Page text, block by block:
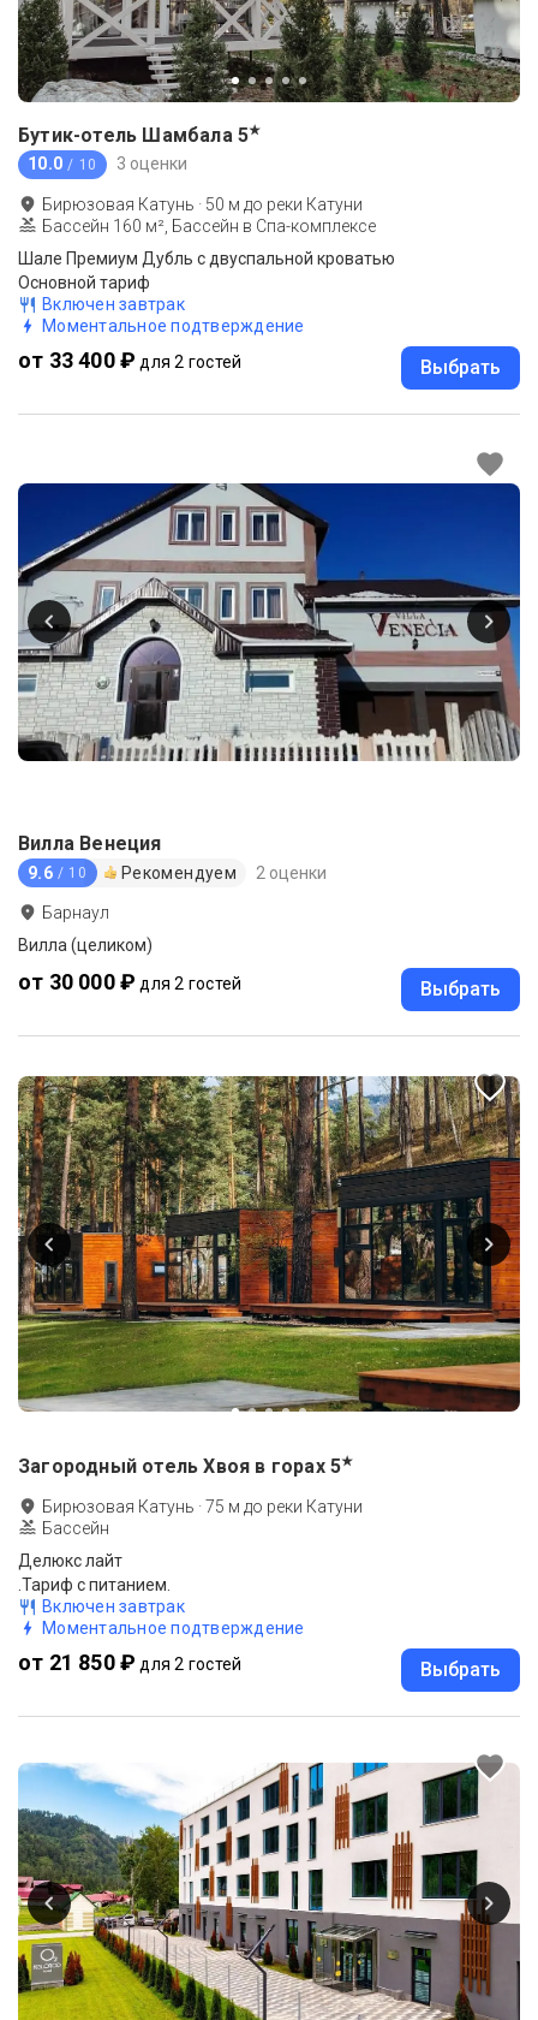
Бутик-отель Шамбала 5★
10.0 / 10 3 оценки
Бирюзовая Катунь · 50 м до реки Катуни
Бассейн 160 м², Бассейн в Спа-комплексе
Шале Премиум Дубль с двуспальной кроватью
Основной тариф
Включен завтрак
Моментальное подтверждение
от 33 400 ₽ для 2 гостей Выбрать
Вилла Венеция
9.6 / 10 Рекомендуем 2 оценки
Барнаул
Вилла (целиком)
от 30 000 ₽ для 2 гостей Выбрать
Загородный отель Хвоя в горах 5★
Бирюзовая Катунь ·75 м до реки Катуни
Бассейн
Делюкс лайт
.Тариф с питанием.
Включен завтрак
Моментальное подтверждение
от 21 850 ₽ для 2 гостей Выбрать